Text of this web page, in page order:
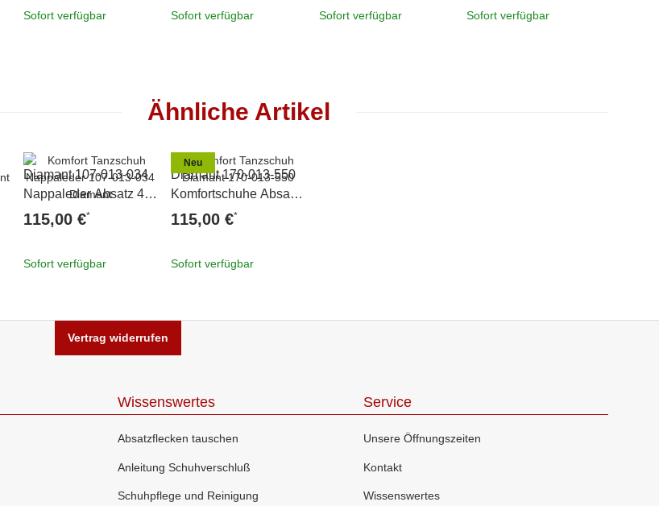
Sofort verfügbar Sofort verfügbar Sofort verfügbar Sofort verfügbar
Ähnliche Artikel
Diamant 107-013-034
Nappaleder Absatz 4,2
cm
115,00 €*
Sofort verfügbar
Neu
Diamant 170-013-550
Komfortschuhe Absatz
4,2 cm
115,00 €*
Sofort verfügbar
Vertrag widerrufen
Wissenswertes
Absatzflecken tauschen
Anleitung Schuhverschluß
Schuhpflege und Reinigung
Service
Unsere Öffnungszeiten
Kontakt
Wissenswertes